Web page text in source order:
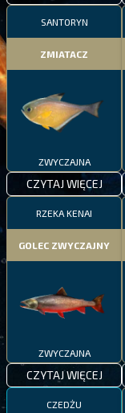
SANTORYN
ZMIATACZ
ZWYCZAJNA
CZYTAJ WIĘCEJ
RZEKA KENAI
GOLEC ZWYCZAJNY
ZWYCZAJNA
CZYTAJ WIĘCEJ
CZEDŻU